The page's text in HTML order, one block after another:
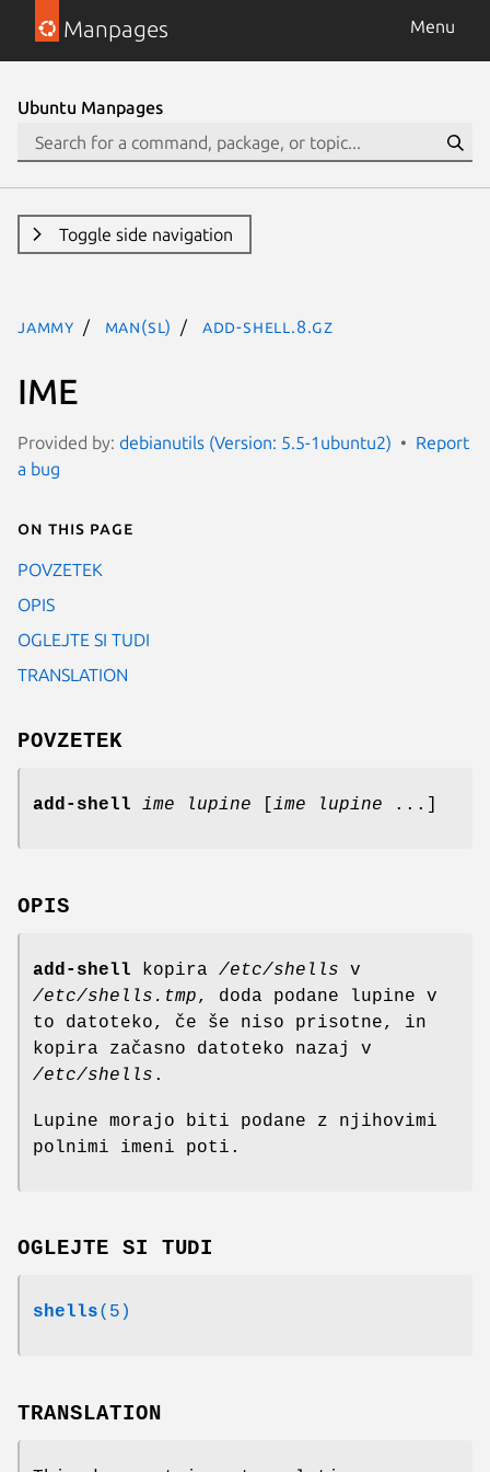
Manpages Menu
Ubuntu Manpages
Toggle side navigation
jammy man(sl) add-shell.8.gz
IME
Provided by: debianutils (Version: 5.5-1ubuntu2)
Report
a bug
On this page
POVZETEK
OPIS
OGLEJTE SI TUDI
TRANSLATION
POVZETEK
add-shell ime lupine ime lupine ...]
OPIS
add-shell kopira /etc/shells v
/etc/shells.tmp, doda podane lupine v
to datoteko, če še niso prisotne, in
kopira začasno datoteko nazaj v
/etc/shells .
Lupine morajo biti podane z njihovimi
polnimi imeni poti.
OGLEJTE SI TUDI
shells(5)
TRANSLATION